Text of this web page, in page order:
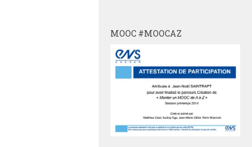
MOOC #MOOCAZ